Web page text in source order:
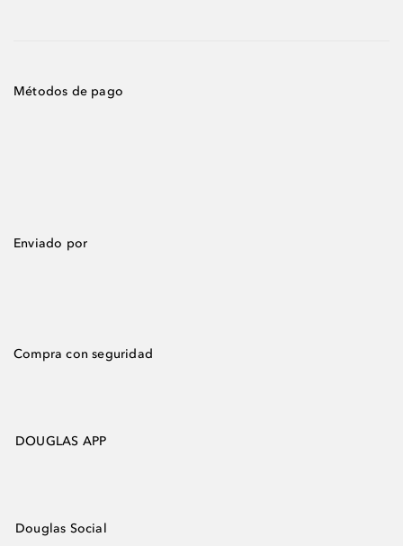
Métodos de pago
Enviado por
Compra con seguridad
DOUGLAS APP
Douglas Social